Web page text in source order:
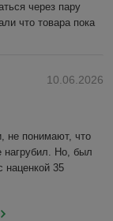
через пару
что товара пока
10.06.2026
не понимают, что
Но, был
наценкой 35